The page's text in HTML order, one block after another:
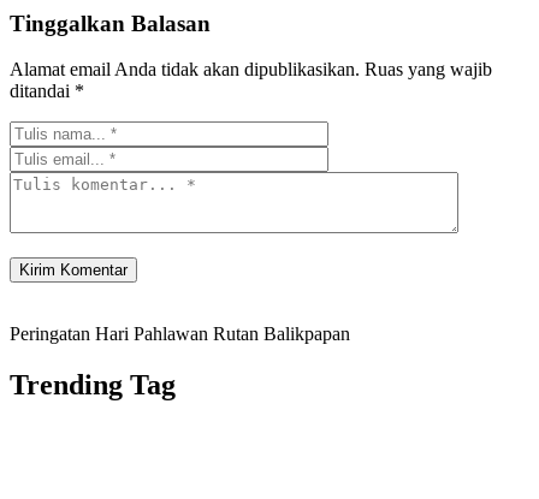
Tinggalkan Balasan
Alamat email Anda tidak akan dipublikasikan. Ruas yang wajib
ditandai *
Peringatan Hari Pahlawan Rutan Balikpapan
Trending Tag